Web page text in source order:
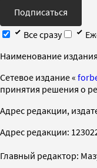
Подписаться
Все сразу
Наименование
Cетевое издание «
принятия решения о
Адрес редакции,
Адрес редакции:
Главный редактор: